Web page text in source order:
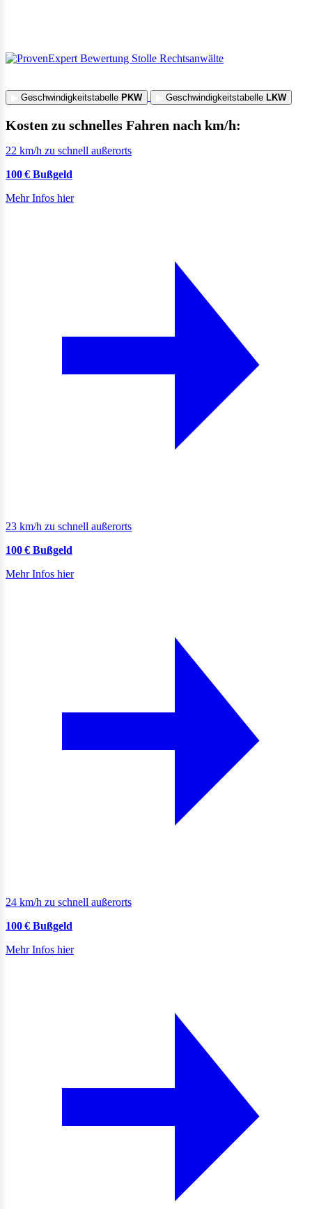
Geschwindigkeitstabelle PKW Geschwindigkeitstabelle LKW
Kosten zu schnelles Fahren nach km/h:
22 km/h zu schnell außerorts
100 € Bußgeld
Mehr Infos hier
23 km/h zu schnell außerorts
100 € Bußgeld
Mehr Infos hier
24 km/h zu schnell außerorts
100 € Bußgeld
Mehr Infos hier